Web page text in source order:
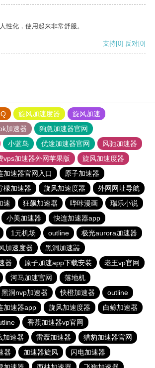
性化，使用起来非常舒服。
支持[0] 反对[0]
旋风加速度器
旋风加速
加速器
狗急加速器官网
小蓝鸟 优途加速器官网
风驰加速器
vps加速器外网苹果版
旋风加速度器
加速器官网入口
原子加速器
檬加速器 旋风加速度器
外网网址导航
速 狂飙加速器 哔咔漫画
瑞乐小说
小美加速器
快连加速器app
1元机场 outline
极光aurora加速器
加速度器
黑洞加速噐
器
原子加速app下载安装
老王vp官网
河马加速官网
落地机
黑洞nvp加速器 快橙加速器
outline
加速器app 旋风加速度器
白鲸加速器
香蕉加速器vp官网
加速器
雷轰加速器
猎豹加速器官网
器 加速器旋风
闪电加速器